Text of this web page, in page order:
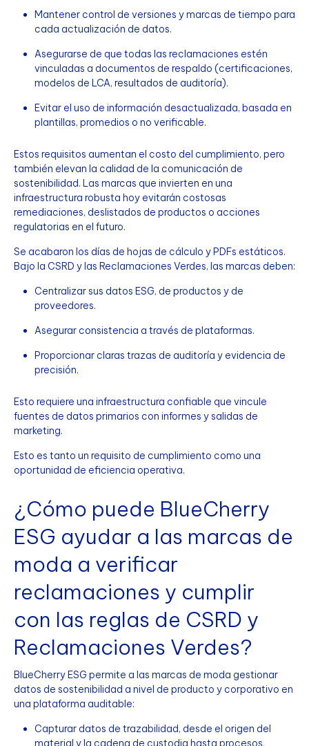
Mantener control de versiones y marcas de tiempo para
cada actualización de datos.
Asegurarse de que todas las reclamaciones estén
vinculadas a documentos de respaldo (certificaciones,
modelos de LCA, resultados de auditoría).
Evitar el uso de información desactualizada, basada en
plantillas, promedios o no verificable.
Estos requisitos aumentan el costo del cumplimiento, pero
también elevan la calidad de la comunicación de
sostenibilidad. Las marcas que invierten en una
infraestructura robusta hoy evitarán costosas
remediaciones, deslistados de productos o acciones
regulatorias en el futuro.
Se acabaron los días de hojas de cálculo y PDFs estáticos.
Bajo la CSRD y las Reclamaciones Verdes, las marcas deben:
Centralizar sus datos ESG, de productos y de
proveedores.
Asegurar consistencia a través de plataformas.
Proporcionar claras trazas de auditoría y evidencia de
precisión.
Esto requiere una infraestructura confiable que vincule
fuentes de datos primarios con informes y salidas de
marketing.
Esto es tanto un requisito de cumplimiento como una
oportunidad de eficiencia operativa.
¿Cómo puede BlueCherry
ESG ayudar a las marcas de
moda a verificar
reclamaciones y cumplir
con las reglas de CSRD y
Reclamaciones Verdes?
BlueCherry ESG permite a las marcas de moda gestionar
datos de sostenibilidad a nivel de producto y corporativo en
una plataforma auditable:
Capturar datos de trazabilidad, desde el origen del
material y la cadena de custodia hasta procesos,